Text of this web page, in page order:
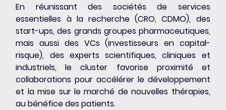
En réunissant des sociétés de services
essentielles à la recherche (CRO, CDMO), des
start-ups, des grands groupes pharmaceutiques,
mais aussi des VCs (investisseurs en capital-
risque), des experts scientifiques, cliniques et
industriels, le cluster favorise proximité et
collaborations pour accélérer le développement
et la mise sur le marché de nouvelles thérapies,
au bénéfice des patients.